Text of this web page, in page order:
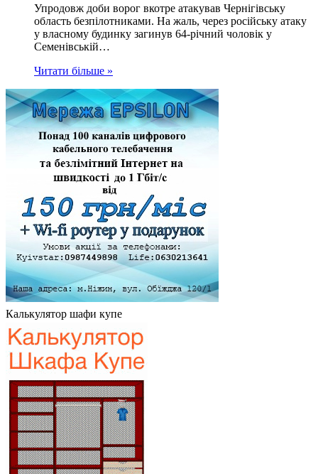
Упродовж доби ворог вкотре атакував Чернігівську
область безпілотниками. На жаль, через російську атаку
у власному будинку загинув 64-річний чоловік у
Семенівській…
Читати більше »
Калькулятор шафи купе